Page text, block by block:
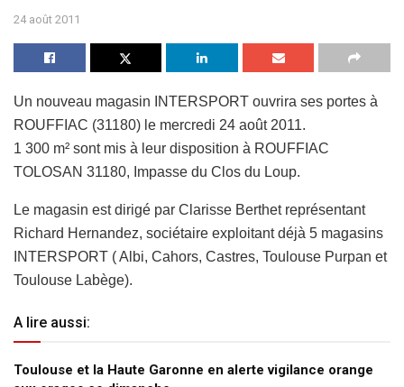
24 août 2011
Un nouveau magasin INTERSPORT ouvrira ses portes à
ROUFFIAC (31180) le mercredi 24 août 2011.
1 300 m² sont mis à leur disposition à ROUFFIAC
TOLOSAN 31180, Impasse du Clos du Loup.
Le magasin est dirigé par Clarisse Berthet représentant
Richard Hernandez, sociétaire exploitant déjà 5 magasins
INTERSPORT ( Albi, Cahors, Castres, Toulouse Purpan et
Toulouse Labège).
A lire aussi:
Toulouse et la Haute Garonne en alerte vigilance orange